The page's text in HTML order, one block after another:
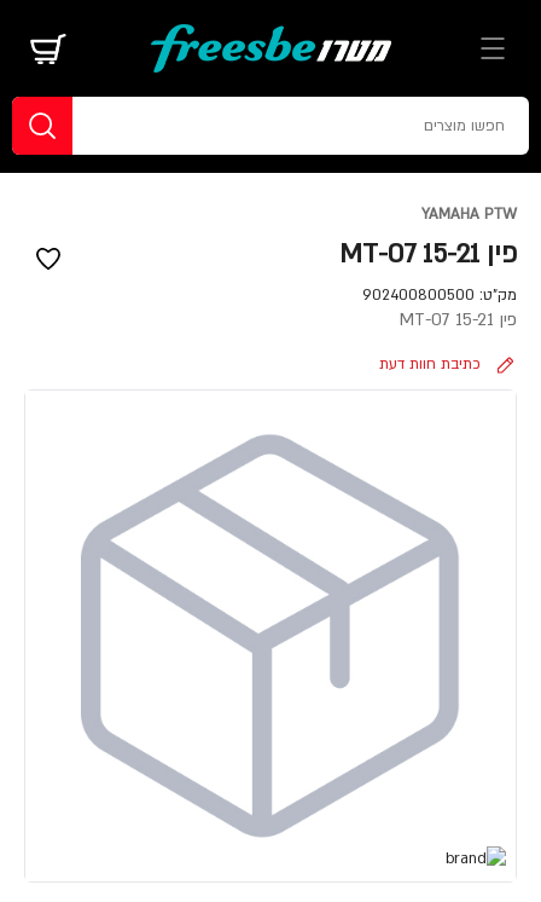
YAMAHA PTW
פין MT-07 15-21
מק"ט: 902400800500
פין MT-07 15-21
כתיבת חוות דעת